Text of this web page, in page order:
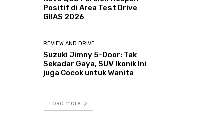
Positif di Area Test Drive
GIIAS 2026
REVIEW AND DRIVE
Suzuki Jimny 5-Door: Tak
Sekadar Gaya, SUV Ikonik Ini
juga Cocok untuk Wanita
Load more